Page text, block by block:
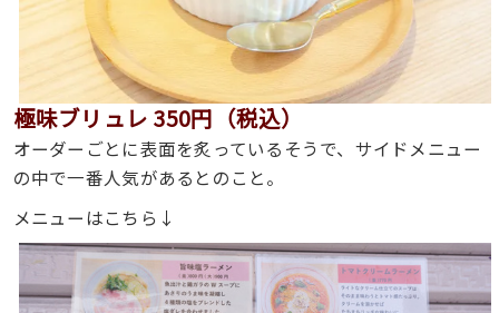
極味ブリュレ 350円（税込）
オーダーごとに表面を炙っているそうで、サイドメニュー
の中で一番人気があるとのこと。
メニューはこちら↓